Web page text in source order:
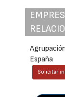
España
Solicitar